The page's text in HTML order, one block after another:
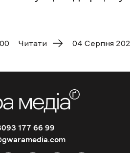
Читати 04 Cерпня
177 66 99